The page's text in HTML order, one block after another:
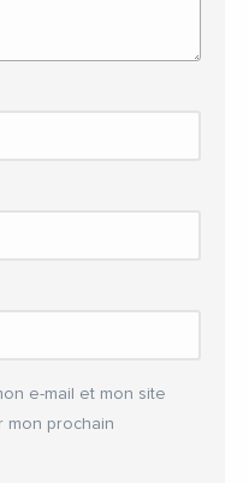
e-mail et mon site
mon prochain